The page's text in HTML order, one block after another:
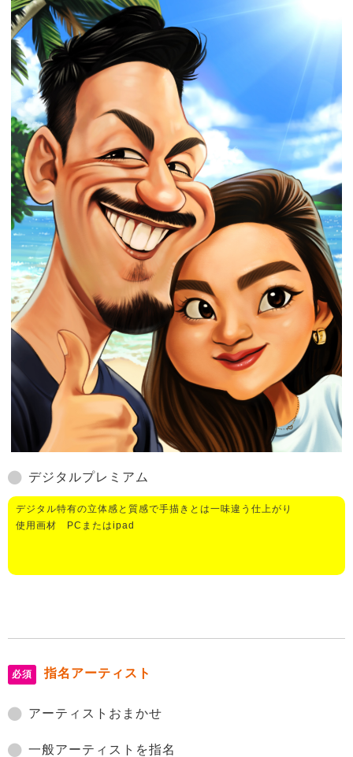
デジタルプレミアム
デジタル特有の立体感と質感で手描きとは一味違う仕上がり
使用画材 PCまたはipad
必須 指名アーティスト
アーティストおまかせ
一般アーティストを指名